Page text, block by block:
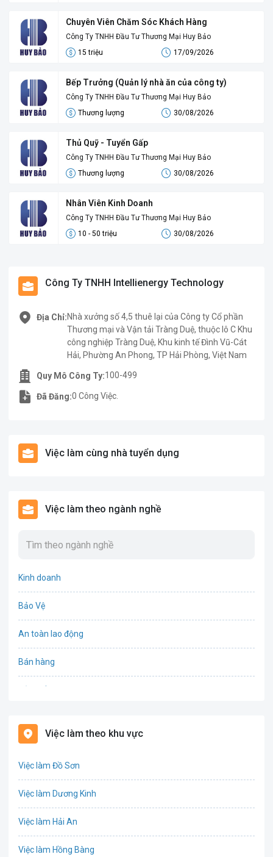
Chuyên Viên Chăm Sóc Khách Hàng
Công Ty TNHH Đầu Tư Thương Mại Huy Bảo
15 triệu
17/09/2026
Bếp Trưởng (Quản lý nhà ăn của công ty)
Công Ty TNHH Đầu Tư Thương Mại Huy Bảo
Thương lượng
30/08/2026
Thủ Quỹ - Tuyển Gấp
Công Ty TNHH Đầu Tư Thương Mại Huy Bảo
Thương lượng
30/08/2026
Nhân Viên Kinh Doanh
Công Ty TNHH Đầu Tư Thương Mại Huy Bảo
10 - 50 triệu
30/08/2026
Công Ty TNHH Intellienergy Technology
Địa Chỉ:Nhà xưởng số 4,5 thuê lại của Công ty Cổ phần
Thương mại và Vận tải Tràng Duệ, thuộc lô C Khu
công nghiệp Tràng Duệ, Khu kinh tế Đình Vũ-Cát
Hải, Phường An Phong, TP Hải Phòng, Việt Nam
Quy Mô Công Ty:100-499
Đã Đăng:0 Công Việc.
Việc làm cùng nhà tuyển dụng
Việc làm theo ngành nghề
Kinh doanh
Bảo Vệ
An toàn lao động
Bán hàng
Biên phiên dịch
Việc làm theo khu vực
Việc làm Đồ Sơn
Việc làm Dương Kinh
Việc làm Hải An
Việc làm Hồng Bàng